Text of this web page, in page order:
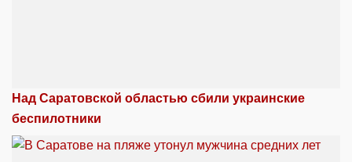
Над Саратовской областью сбили украинские
беспилотники